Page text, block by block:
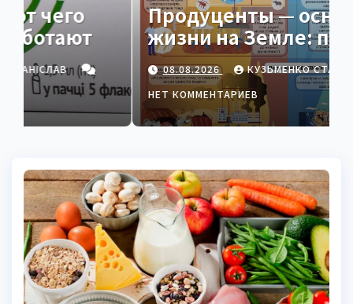
Продуценты — основа
жизни на Земле: полный
гид08.08.2026
КУЗЬМЕНКО СТАНІСЛАВ
НЕТ КОММЕНТАРИЕВ